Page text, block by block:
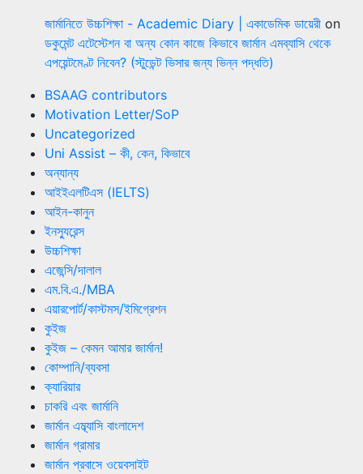
জার্মানিতে উচ্চশিক্ষা - Academic Diary | একাডেমিক ডায়েরী on
ডকুমেন্ট এটেস্টেশন বা অন্য কোন কাজে কিভাবে জার্মান এমব্যাসি থেকে
এপয়েন্টমেণ্ট নিবেন? (স্টুডেন্ট ভিসার জন্য ভিন্ন পদ্ধতি)
BSAAG contributors
Motivation Letter/SoP
Uncategorized
Uni Assist – কী, কেন, কিভাবে
অন্যান্য
আইইএলটিএস (IELTS)
আইন-কানুন
ইনস্যুরেন্স
উচ্চশিক্ষা
এজেন্সি/দালাল
এম.বি.এ./MBA
এয়ারপোর্ট/কাস্টমস/ইমিগ্রেশন
কুইজ
কুইজ – কেমন আমার জার্মান!
কোম্পানি/ব্যবসা
ক্যারিয়ার
চাকরি এবং জার্মানি
জার্মান এম্ব্যাসি বাংলাদেশ
জার্মান গ্রামার
জার্মান প্রবাসে ওয়েবসাইট